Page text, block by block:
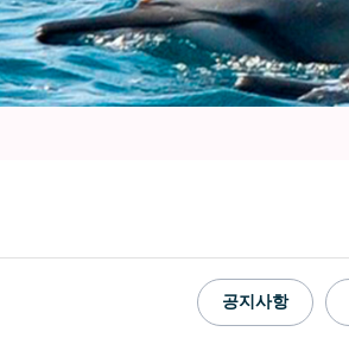
공지사항